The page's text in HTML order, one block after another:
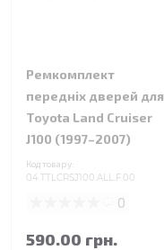
Ремкомплект
передніх дверей для
Toyota Land Cruiser
J100 (1997–2007)
Код товару:
04.TTLCRSJ100.ALL.F.00
0
590.00 грн.